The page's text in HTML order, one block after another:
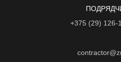
+375 (29) 126-